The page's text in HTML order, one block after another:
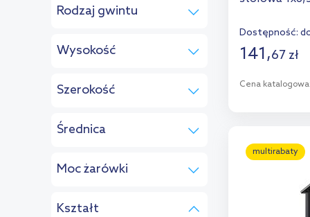
biały
mosiądz (2)
IP54 (1)
Rodzaj gwintu
E14 (1)
GU10
Wysokość
Szerokość
Średnica
Moc żarówki
Kształt
Dostępność:
141,67zł
Cena katalogowa:
multirabaty